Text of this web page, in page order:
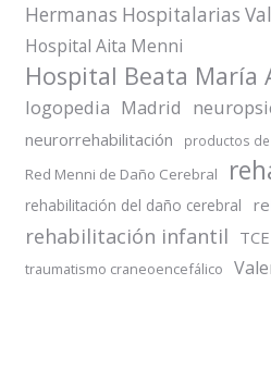
Hermanas Hospitalarias
Hospital Aita Menni
Hospital Beata María
logopedia Madrid
neurorrehabilitación productos
Red Menni de Daño Cerebral
rehabilitación del daño cerebral
rehabilitación infantil TCE
traumatismo craneoencefálico